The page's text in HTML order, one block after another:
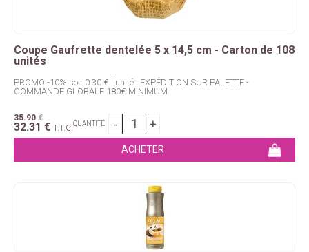
Coupe Gaufrette dentelée 5 x 14,5 cm - Carton de 108
unités
PROMO -10% soit 0.30 € l'unité ! EXPÉDITION SUR PALETTE -
COMMANDE GLOBALE 180€ MINIMUM
35.90 €
32.31 € T.T.C.QUANTITÉ